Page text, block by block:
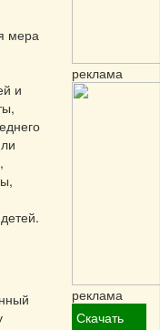
мера
и
реклама
реклама
Скачать